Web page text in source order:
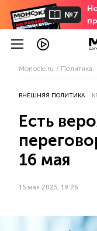
№7
Monocle.ru Политика
ВНЕШНЯЯ ПОЛИТИКА
Есть
16 мая
15 мая 2025, 19:26